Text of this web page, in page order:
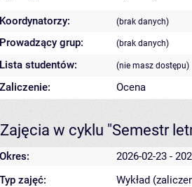
Koordynatorzy: (brak danych)
Prowadzący grup: (brak danych)
Lista studentów: (nie masz dostępu)
Zaliczenie: Ocena
Zajęcia w cyklu "Semestr
Okres:
2026-02-23 -
Typ zajęć:
Wykład